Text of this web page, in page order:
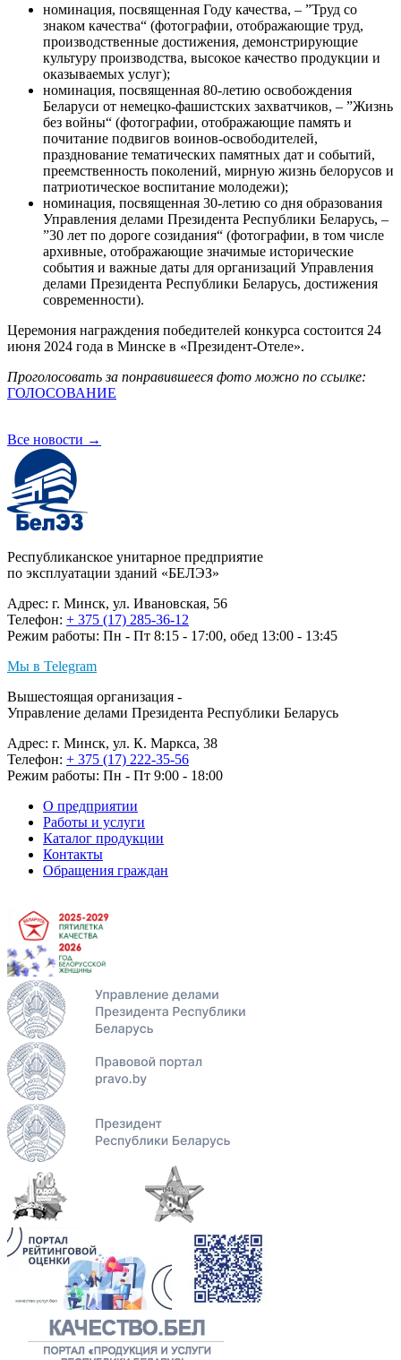
номинация, посвященная Году качества, – ”Труд со
знаком качества“ (фотографии, отображающие труд,
производственные достижения, демонстрирующие
культуру производства, высокое качество продукции и
оказываемых услуг);
номинация, посвященная 80-летию освобождения
Беларуси от немецко-фашистских захватчиков, – ”Жизнь
без войны“ (фотографии, отображающие память и
почитание подвигов воинов-освободителей,
празднование тематических памятных дат и событий,
преемственность поколений, мирную жизнь белорусов и
патриотическое воспитание молодежи);
номинация, посвященная 30-летию со дня образования
Управления делами Президента Республики Беларусь, –
”30 лет по дороге созидания“ (фотографии, в том числе
архивные, отображающие значимые исторические
события и важные даты для организаций Управления
делами Президента Республики Беларусь, достижения
современности).
Церемония награждения победителей конкурса состоится 24
июня 2024 года в Минске в «Президент-Отеле».
Проголосовать за понравившееся фото можно по ссылке:
ГОЛОСОВАНИЕ
Все новости →
Республиканское унитарное предприятие
по эксплуатации зданий «БЕЛЭЗ»
Адрес: г. Минск, ул. Ивановская, 56
Телефон: + 375 (17) 285-36-12
Режим работы: Пн - Пт 8:15 - 17:00, обед 13:00 - 13:45
Мы в Telegram
Вышестоящая организация -
Управление делами Президента Республики Беларусь
Адрес: г. Минск, ул. К. Маркса, 38
Телефон: + 375 (17) 222-35-56
Режим работы: Пн - Пт 9:00 - 18:00
О предприятии
Работы и услуги
Каталог продукции
Контакты
Обращения граждан